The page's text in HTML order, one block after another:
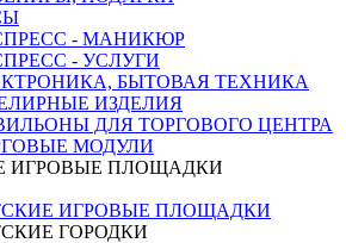
- МАНИКЮР
- УСЛУГИ
БЫТОВАЯ ТЕХНИКА
ИЗДЕЛИЯ
ДЛЯ ТОРГОВОГО ЦЕНТРА
МОДУЛИ
ИГРОВЫЕ ПЛОЩАДКИ
ИГРОВЫЕ ПЛОЩАДКИ
ГОРОДКИ